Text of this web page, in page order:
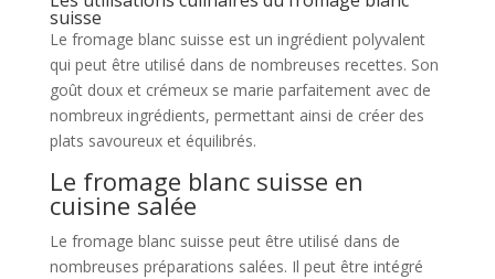
suisse
Le fromage blanc suisse est un ingrédient polyvalent
qui peut être utilisé dans de nombreuses recettes. Son
goût doux et crémeux se marie parfaitement avec de
nombreux ingrédients, permettant ainsi de créer des
plats savoureux et équilibrés.
Le fromage blanc suisse en
cuisine salée
Le fromage blanc suisse peut être utilisé dans de
nombreuses préparations salées. Il peut être intégré